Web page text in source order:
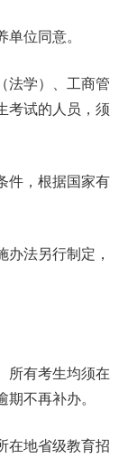
位同意。
法学）、工商管
考试的人员，须
件，根据国家有
办法另行制定，
所有考生均须在
不再补办。
在地省级教育招